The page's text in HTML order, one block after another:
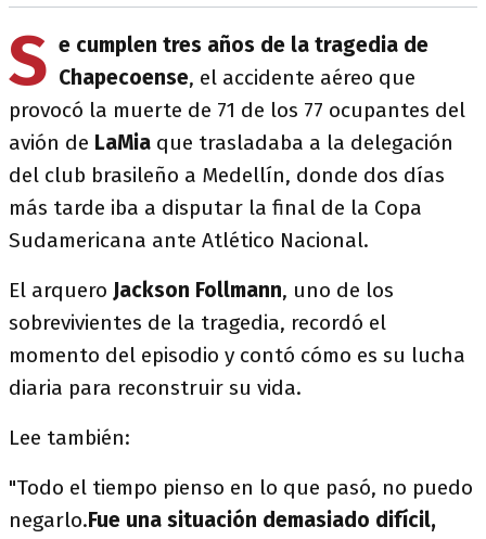
S e cumplen tres años de la tragedia de
Chapecoense, el accidente aéreo que
provocó la muerte de 71 de los 77 ocupantes del
avión de LaMia que trasladaba a la delegación
del club brasileño a Medellín, donde dos días
más tarde iba a disputar la final de la Copa
Sudamericana ante Atlético Nacional.
El arquero Jackson Follmann, uno de los
sobrevivientes de la tragedia, recordó el
momento del episodio y contó cómo es su lucha
diaria para reconstruir su vida.
Lee también:
"Todo el tiempo pienso en lo que pasó, no puedo
negarlo.Fue una situación demasiado difícil,